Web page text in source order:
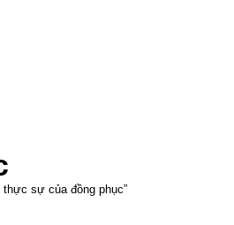
sự của đồng phục”